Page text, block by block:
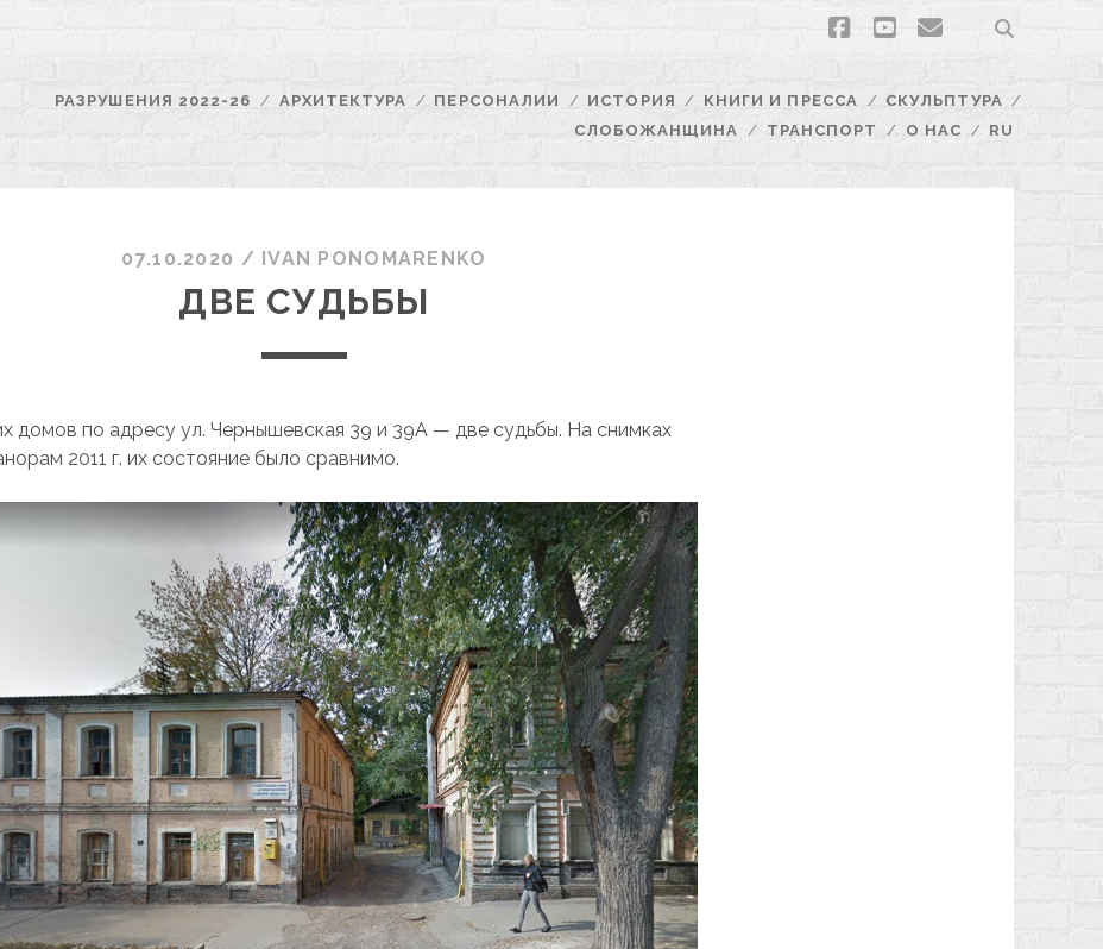
facebook
youtubeemail
РАЗРУШЕНИЯ 2022-26 АРХИТЕКТУРА ПЕРСОНАЛИИ ИСТОРИЯ КНИГИ И ПРЕССА
СКУЛЬПТУРА
СЛОБОЖАНЩИНА
ТРАНСПОРТ О НАС RU
07.10.2020 / ІVAN PONOMARENKO
ДВЕ СУДЬБЫ
домов по адресу ул. Чернышевская 39 и 39А — две судьбы. На снимках
2011 г. их состояние было сравнимо.